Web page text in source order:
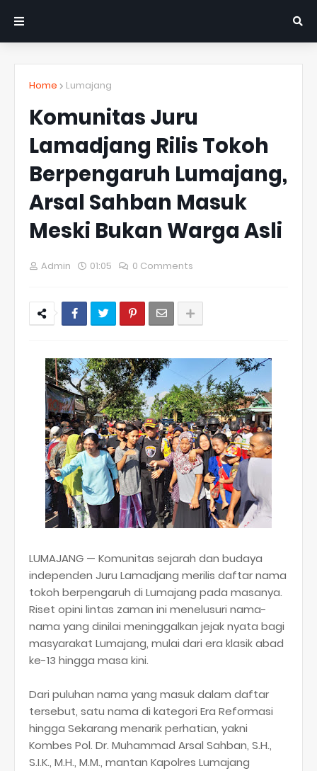
Home Lumajang
Komunitas Juru
Lamadjang Rilis Tokoh
Berpengaruh Lumajang,
Arsal Sahban Masuk
Meski Bukan Warga Asli
Admin 01:05 0 Comments
LUMAJANG — Komunitas sejarah dan budaya
independen Juru Lamadjang merilis daftar nama
tokoh berpengaruh di Lumajang pada masanya.
Riset opini lintas zaman ini menelusuri nama-
nama yang dinilai meninggalkan jejak nyata bagi
masyarakat Lumajang, mulai dari era klasik abad
ke-13 hingga masa kini.
Dari puluhan nama yang masuk dalam daftar
tersebut, satu nama di kategori Era Reformasi
hingga Sekarang menarik perhatian, yakni
Kombes Pol. Dr. Muhammad Arsal Sahban, S.H.,
S.I.K., M.H., M.M., mantan Kapolres Lumajang